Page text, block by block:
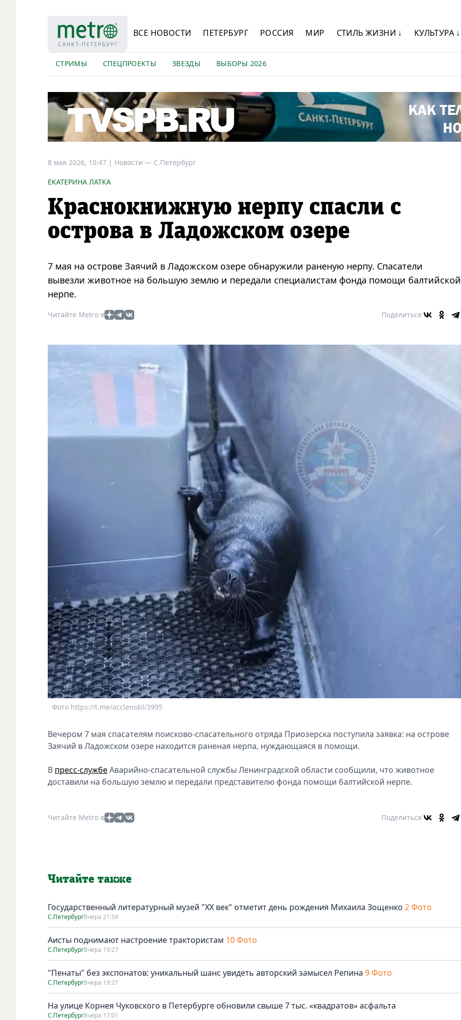
ВСЕ НОВОСТИ ПЕТЕРБУРГ РОССИЯ МИР СТИЛЬ ЖИЗНИ ↓ КУЛЬТУРА ↓
СТРИМЫ СПЕЦПРОЕКТЫ ЗВЕЗДЫ ВЫБОРЫ 2026
8 мая 2026, 10:47 | Новости — С.Петербург
ЕКАТЕРИНА ЛАТКА
Краснокнижную нерпу спасли с
острова в Ладожском озере
7 мая на острове Заячий в Ладожском озере обнаружили раненую нерпу. Спасатели
вывезли животное на большую землю и передали специалистам фонда помощи балтийской
нерпе.
Читайте Metro в Поделиться
Фото https://t.me/acclenobl/3995
Вечером 7 мая спасателям поисково-спасательного отряда Приозерска поступила заявка: на острове
Заячий в Ладожском озере находится раненая нерпа, нуждающаяся в помощи.
В пресс-службеАварийно-спасательной службы Ленинградской области сообщили, что животное
доставили на большую землю и передали представителю фонда помощи балтийской нерпе.
Читайте Metro в Поделиться
Читайте также
Государственный литературный музей "ХХ век" отметит день рождения Михаила Зощенко 2 Фото
С.ПетербургВчера 21:59
Аисты поднимают настроение трактористам 10 Фото
С.ПетербургВчера 19:27
"Пенаты" без экспонатов: уникальный шанс увидеть авторский замысел Репина 9 Фото
С.ПетербургВчера 19:21
На улице Корнея Чуковского в Петербурге обновили свыше 7 тыс. «квадратов» асфальта
С.ПетербургВчера 17:01